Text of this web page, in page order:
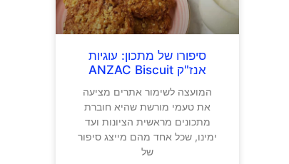
סיפורו של מתכון: עוגיות
אנז"ק ANZAC Biscuit
המועצה לשימור אתרים מציעה
את טעמי מורשת שהיא חוברת
מתכונים מראשית הציונות ועד
ימינו, שכל אחד מהם מייצג סיפור
של